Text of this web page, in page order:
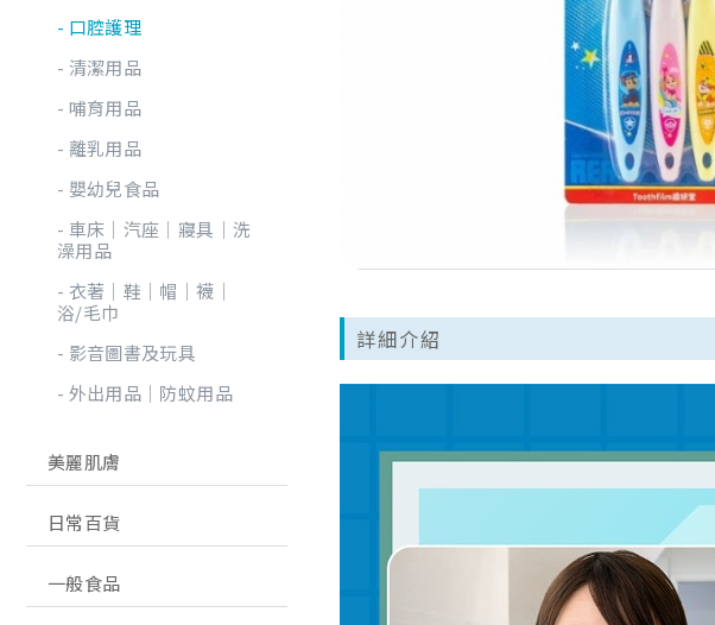
口腔護理
清潔用品
哺育用品
離乳用品
嬰幼兒食品
車床│汽座│寢具│洗
澡用品
衣著│鞋│帽│襪│
浴/毛巾
影音圖書及玩具
外出用品│防蚊用品
美麗肌膚
日常百貨
一般食品
詳細介紹